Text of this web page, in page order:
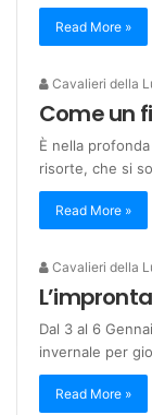
Read More »
Cavalieri della
Come un
È nella
risorte, che si
Read More »
Cavalieri della
Dal 3 al 6
invernale per
Read More »